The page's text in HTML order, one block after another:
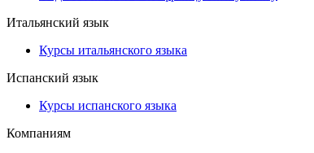
Итальянский язык
Курсы итальянского языка
Испанский язык
Курсы испанского языка
Компаниям